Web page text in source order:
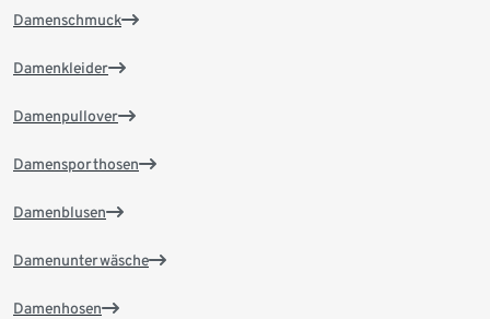
Damenschmuck
Damenkleider
Damenpullover
Damensporthosen
Damenblusen
Damenunterwäsche
Damenhosen